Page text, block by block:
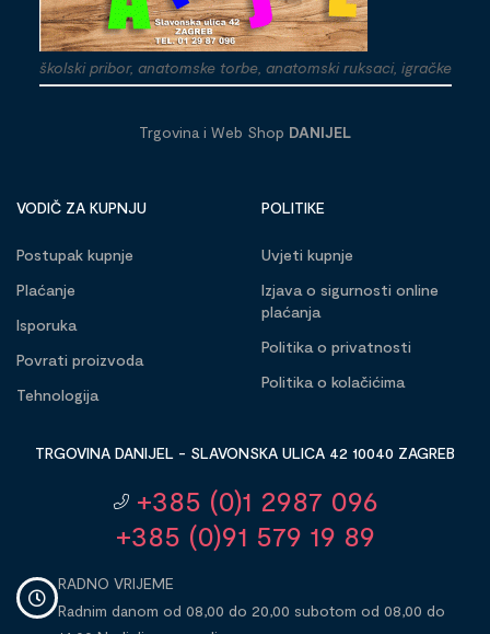
školski pribor, anatomske torbe, anatomski ruksaci, igračke
Trgovina i Web Shop DANIJEL
VODIČ ZA KUPNJU
Postupak kupnje
Plaćanje
Isporuka
Povrati proizvoda
Tehnologija
POLITIKE
Uvjeti kupnje
Izjava o sigurnosti online
plaćanja
Politika o privatnosti
Politika o kolačićima
TRGOVINA DANIJEL - SLAVONSKA ULICA 42 10040 ZAGREB
+385 (0)1 2987 096
+385 (0)91 579 19 89
RADNO VRIJEME
Radnim danom od 08,00 do 20,00 subotom od 08,00 do